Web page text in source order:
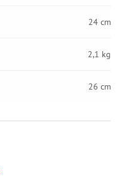
24 cm
2,1 kg
26 cm